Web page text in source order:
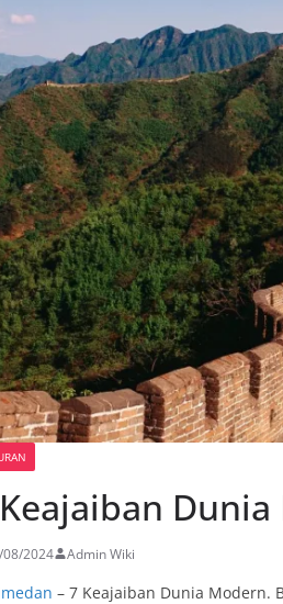
08/2024 Admin Wiki
– 7 Keajaiban Dunia Modern.